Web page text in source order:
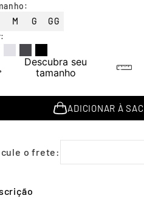
:
:
M
G GG
Descubra seu
tamanho
ADICIONAR À